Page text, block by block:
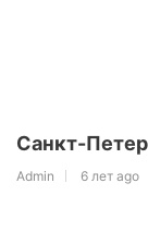
Санкт-
Admin 6 лет ago